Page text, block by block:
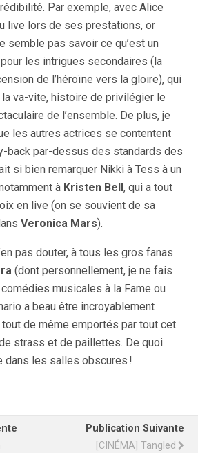
Par exemple, avec Alice
live lors de ses prestations, or
semble pas savoir ce qu’est un
les intrigues secondaires (la
de l’héroïne vers la gloire), qui
va-vite, histoire de privilégier le
de l’ensemble. De plus, je
les autres actrices se contentent
back par-dessus des standards des
si bien remarquer Nikki à Tess à un
à Kristen Bell , qui a tout
en live (on se souvient de sa
Veronica Mars).
pas douter, à tous les gros fanas
(dont personnellement, je ne fais
musicales à la Fame ou
a beau être incroyablement
de même emportés par tout cet
strass et de paillettes. De quoi
dans les salles obscures !
Publication Suivante
[CINÉMA] Tangled